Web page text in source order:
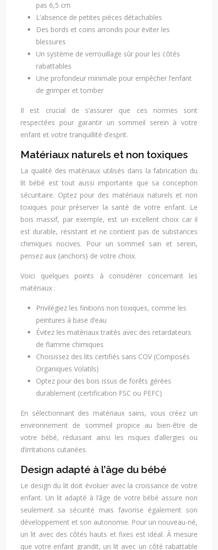
pas 6,5 cm
L’absence de petites pièces détachables
Des bords et coins arrondis pour éviter les
blessures
Un système de verrouillage sûr pour les côtés
rabattables
Une profondeur minimale pour empêcher l’enfant
de grimper et tomber
Il est crucial de s’assurer que ces normes sont
respectées pour garantir un sommeil serein à votre
enfant et votre tranquillité d’esprit.
Matériaux naturels et non toxiques
La qualité des matériaux utilisés dans la fabrication du
lit bébé est tout aussi importante que sa conception
sécuritaire. Optez pour des matériaux naturels et non
toxiques pour préserver la santé de votre enfant. Le
bois massif, par exemple, est un excellent choix car il
est durable, résistant et ne contient pas de substances
chimiques nocives. Pour un sommeil sain et serein,
pensez aux {anchors} de votre choix.
Voici quelques points à considérer concernant les
matériaux :
Privilégiez les finitions non toxiques, comme les
peintures à base d’eau
Évitez les matériaux traités avec des retardateurs
de flamme chimiques
Choisissez des lits certifiés sans COV (Composés
Organiques Volatils)
Optez pour des bois issus de forêts gérées
durablement (certification FSC ou PEFC)
En sélectionnant des matériaux sains, vous créez un
environnement de sommeil propice au bien-être de
votre bébé, réduisant ainsi les risques d’allergies ou
d’irritations cutanées.
Design adapté à l’âge du bébé
Le design du lit doit évoluer avec la croissance de votre
enfant. Un lit adapté à l’âge de votre bébé assure non
seulement sa sécurité mais favorise également son
développement et son autonomie. Pour un nouveau-né,
un lit avec des côtés hauts et fixes est idéal. À mesure
que votre enfant grandit, un lit avec un côté rabattable